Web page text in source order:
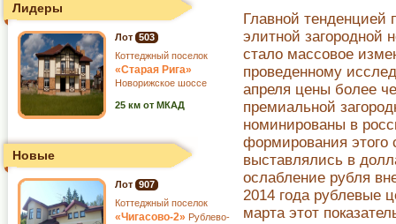
Главной тенденцией
элитной загородной
стало массовое
проведенному
апреля цены более
премиальной
номинированы в
формирования этого
выставлялись в
ослабление рубля
2014 года рублевые
марта этот
Лидеры
Лот 503
Коттеджный поселок
«Старая Рига»
Новорижское шоссе
25 км от МКАД
Новые
Лот 907
Коттеджный поселок
«Чигасово-2» Рублево-